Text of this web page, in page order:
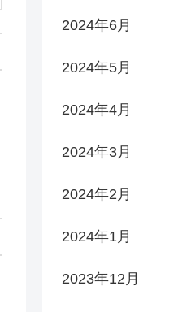
2024年6月
2024年5月
2024年4月
2024年3月
2024年2月
2024年1月
2023年12月